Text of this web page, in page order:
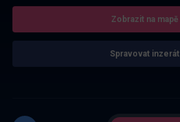
Zobrazit na mapě
Spravovat inzerát